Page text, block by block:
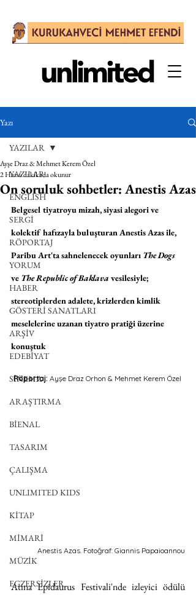
Yazı
YAZILAR
ENGLISH
SERGİ
RÖPORTAJ
YORUM
HABER
GÖSTERİ SANATLARI
ARŞİV
EDEBİYAT
SİNEMA
ARAŞTIRMA
BİENAL
TASARIM
ÇALIŞMA
UNLIMITED KIDS
KİTAP
MİMARİ
MÜZİK
EGZERSİZLER
YAZILAR
On soruluk sohbetler: Anestis Azas
Ayşe Draz & Mehmet Kerem Özel
2 Haz6 dakikada okunur
Belgesel tiyatroyu mizah, siyasi alegori ve
kolektif hafızayla buluşturan Anestis Azas ile,
Paribu Art'ta sahnelenecek oyunları The Dogs
ve The Republic of Baklava vesilesiyle;
stereotiplerden adalete, krizlerden kimlik
meselelerine uzanan tiyatro pratiği üzerine
konuştuk
Röportaj: Ayşe Draz Orhon & Mehmet Kerem Özel
Anestis Azas. Fotoğraf: Giannis Papaioannou
Atina Epidaurus Festivali'nde izleyici ödülü